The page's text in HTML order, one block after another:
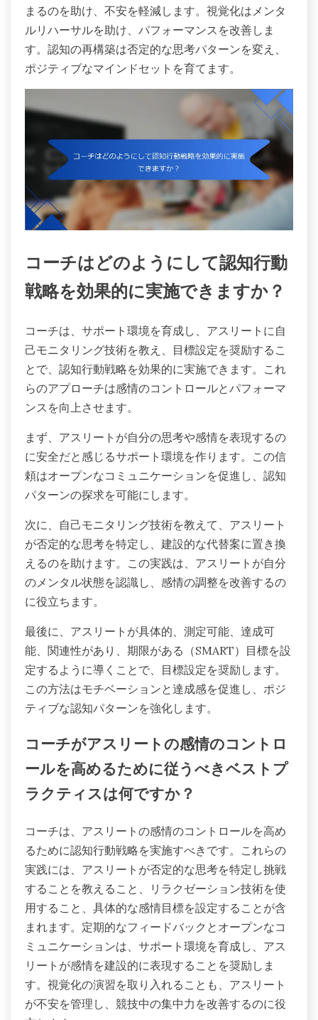
まるのを助け、不安を軽減します。視覚化はメンタ
ルリハーサルを助け、パフォーマンスを改善しま
す。認知の再構築は否定的な思考パターンを変え、
ポジティブなマインドセットを育てます。
コーチはどのようにして認知行動
戦略を効果的に実施できますか？
コーチは、サポート環境を育成し、アスリートに自
己モニタリング技術を教え、目標設定を奨励するこ
とで、認知行動戦略を効果的に実施できます。これ
らのアプローチは感情のコントロールとパフォーマ
ンスを向上させます。
まず、アスリートが自分の思考や感情を表現するの
に安全だと感じるサポート環境を作ります。この信
頼はオープンなコミュニケーションを促進し、認知
パターンの探求を可能にします。
次に、自己モニタリング技術を教えて、アスリート
が否定的な思考を特定し、建設的な代替案に置き換
えるのを助けます。この実践は、アスリートが自分
のメンタル状態を認識し、感情の調整を改善するの
に役立ちます。
最後に、アスリートが具体的、測定可能、達成可
能、関連性があり、期限がある（SMART）目標を設
定するように導くことで、目標設定を奨励します。
この方法はモチベーションと達成感を促進し、ポジ
ティブな認知パターンを強化します。
コーチがアスリートの感情のコントロ
ールを高めるために従うべきベストプ
ラクティスは何ですか？
コーチは、アスリートの感情のコントロールを高め
るために認知行動戦略を実施すべきです。これらの
実践には、アスリートが否定的な思考を特定し挑戦
することを教えること、リラクゼーション技術を使
用すること、具体的な感情目標を設定することが含
まれます。定期的なフィードバックとオープンなコ
ミュニケーションは、サポート環境を育成し、アス
リートが感情を建設的に表現することを奨励しま
す。視覚化の演習を取り入れることも、アスリート
が不安を管理し、競技中の集中力を改善するのに役